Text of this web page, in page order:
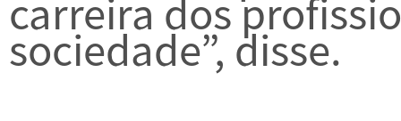
carreira dos
sociedade”, disse.